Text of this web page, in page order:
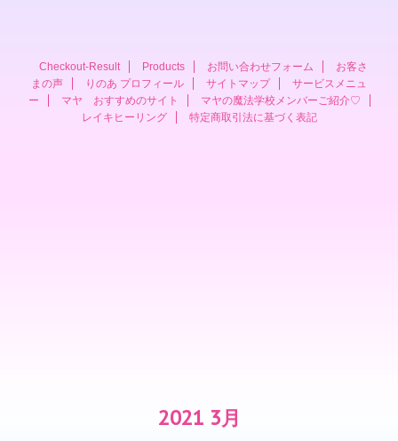
Checkout-Result Products お問い合わせフォーム
お客さ
まの声
りのあ プロフィール サイトマップ
サービスメニュ
ー
マヤ おすすめのサイト
マヤの魔法学校メンバーご紹介♡
レイキヒーリング
特定商取引法に基づく表記
2021 3月